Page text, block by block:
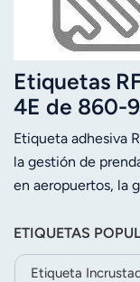
Etiquetas
4E de 860-
térmicas
Etiqueta adhesiva
la gestión de
en aeropuertos, la
ETIQUETAS
Etiqueta